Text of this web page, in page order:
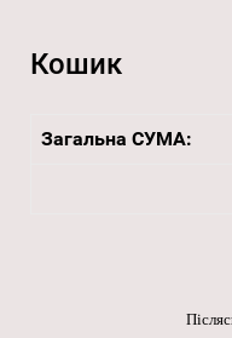
Кошик
Загальна СУМА: